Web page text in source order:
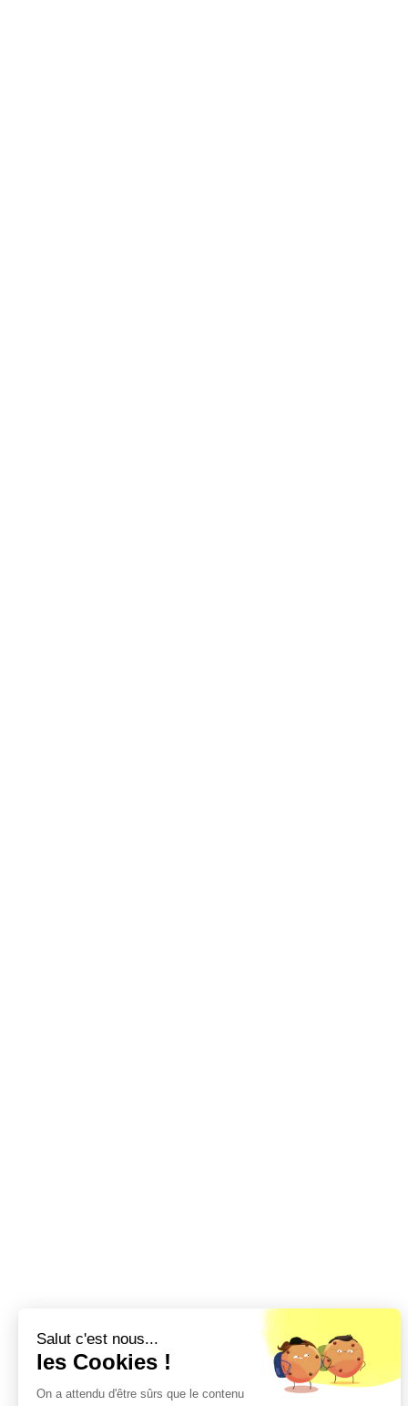
Salut c'est nous...
les Cookies !
On a attendu d'être sûrs que le contenu